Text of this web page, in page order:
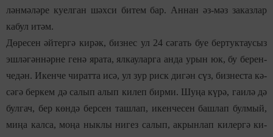
лән­мә­лә­ре ку­ел­ган шәх­си би­тем бар. Ан­нан әз-мәз за­каз­лар
ка­бул итәм.
Дө­ре­сен әй­тер­гә ки­рәк, биз­нес ул 24 сә­гать буе бер­тук­тау­сыз
эш­лә­гән­нәр­не ге­нә яра­та, ял­кау­лар­га ан­да урын юк, бу бе­рен­
че­дән. Икен­че чи­рат­та исә, ул зур риск ди­гән сүз, биз­нес­та кә­
сә­гә бер­кем дә са­лып алып ки­леп бир­ми. Шу­ңа кү­рә, га­и­лә дә
бул­гач, бер көн­дә бер­сен таш­лап, икен­че­сен баш­лап бул­мый,
ми­ңа кал­са, мо­ңа нык­лы ни­гез са­лып, ак­рын­лап ки­лер­гә ки­